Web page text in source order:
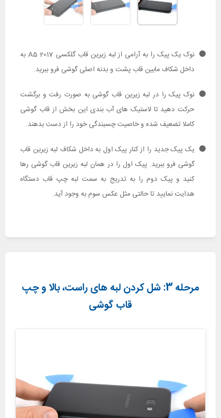
نوک یک پیک را به آرامی از لبه زیرین قاب گلکسی A5 2017 به
داخل شکاف مابین قاب پشت و بدنه اصلی گوشی فرو ببرید.
نوک پیک را در لبه زیرین قاب گوشی به صورت رفت و برگشت
حرکت دهید تا لاستیک های آب بندی این بخش از قاب گوشی
کاملا تضعیف شده و خاصیت چسبندگی خود را از دست بدهند.
یک پیک جدید را از کنار پیک اول به داخل شکاف لبه زیرین قاب
گوشی فرو ببرید. پیک اول را در همان لبه زیرین قاب گوشی رها
کنید و پیک دوم را به تدریج به سمت لبه چپ قاب دستگاه
هدایت نمایید تا حالتی مثل عکس سوم به وجود آید.
مرحله 3: شل کردن لبه های راست، بالا و چپ
قاب گوشی